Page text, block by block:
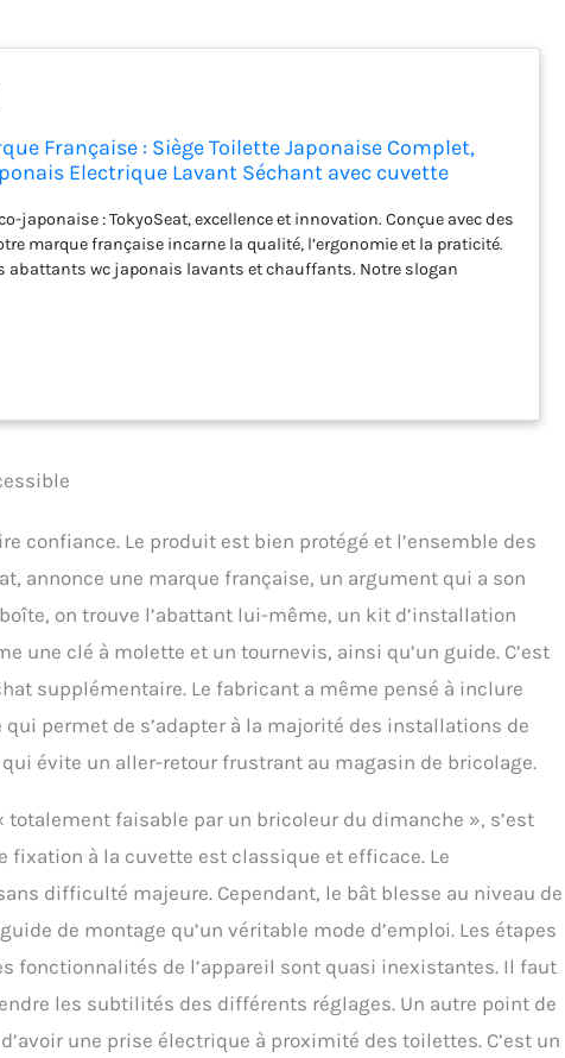
Française : Siège Toilette Japonaise Complet,
Electrique Lavant Séchant avec cuvette
japonaise : TokyoSeat, excellence et innovation. Conçue avec des
marque française incarne la qualité, l’ergonomie et la praticité.
abattants wc japonais lavants et chauffants. Notre slogan
se traduit par des produits respectueux de l'environnement
avancées.
de plombier. Son installation est très facile grâce aux
offrant ainsi une solution pratique. Avec une adaptabilité
: Découvrez la sensation de bien-être avec TokyoSeat, toilette
chaude. La fonction bidet électrique assure un nettoyage efficace,
et séchante réduit le risque d'irritations et améliore
En choisissant TokyoSeat vous bénéficiez d’un lave-fesses wc
avec une approche éco-responsable : Notre abattant japonais
d'un mode d’économie activable via le panneau de contrôle,
solution écologique et économique à chaque chasse,
impeccable tout en réduisant votre empreinte
Satisfaction garantie : Notre engagement envers votre
de l'achat. TokyoSeat propose un service support dédié à
pour répondre à toutes vos questions. N'hésitez pas à nous
information ou assistance. Nous nous engageons à rendre votre
et votre expérience d'utilisation aussi fluide que possible.
confiance. Le produit est bien protégé et l’ensemble des
annonce une marque française, un argument qui a son
on trouve l’abattant lui-même, un kit d’installation
une clé à molette et un tournevis, ainsi qu’un guide. C’est
supplémentaire. Le fabricant a même pensé à inclure
permet de s’adapter à la majorité des installations de
évite un aller-retour frustrant au magasin de bricolage.
faisable par un bricoleur du dimanche », s’est
fixation à la cuvette est classique et efficace. Le
difficulté majeure. Cependant, le bât blesse au niveau de
de montage qu’un véritable mode d’emploi. Les étapes
fonctionnalités de l’appareil sont quasi inexistantes. Il faut
les subtilités des différents réglages. Un autre point de
une prise électrique à proximité des toilettes. C’est un